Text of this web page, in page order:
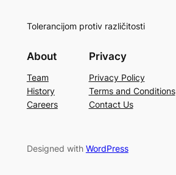
Tolerancijom protiv različitosti
About
Team
History
Careers
Privacy
Privacy Policy
Terms and Conditions
Contact Us
Designed with WordPress